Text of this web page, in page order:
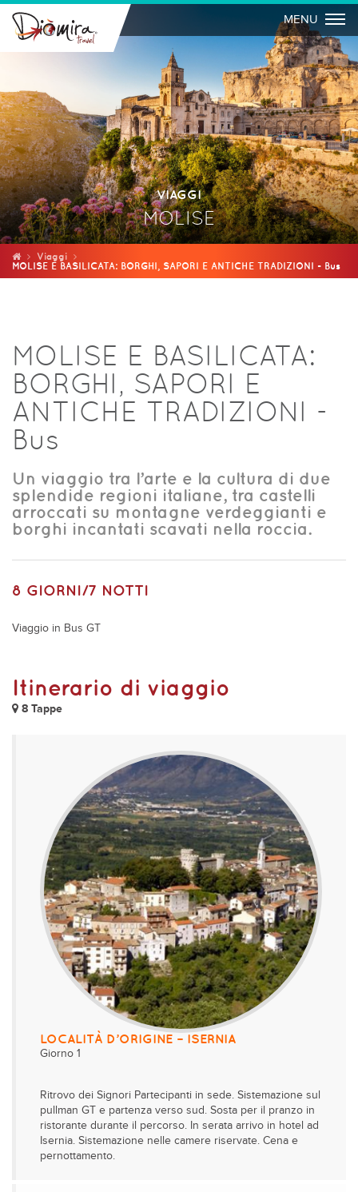
MENU
VIAGGI
MOLISE
Viaggi
MOLISE E BASILICATA: BORGHI, SAPORI E ANTICHE TRADIZIONI - Bus
MOLISE E BASILICATA:
BORGHI, SAPORI E
ANTICHE TRADIZIONI -
Bus
Un viaggio tra l’arte e la cultura di due
splendide regioni italiane, tra castelli
arroccati su montagne verdeggianti e
borghi incantati scavati nella roccia.
8 GIORNI/7 NOTTI
Viaggio in Bus GT
Itinerario di viaggio
8 Tappe
LOCALITÀ D’ORIGINE – ISERNIA
Giorno 1
Ritrovo dei Signori Partecipanti in sede. Sistemazione sul
pullman GT e partenza verso sud. Sosta per il pranzo in
ristorante durante il percorso. In serata arrivo in hotel ad
Isernia. Sistemazione nelle camere riservate. Cena e
pernottamento.